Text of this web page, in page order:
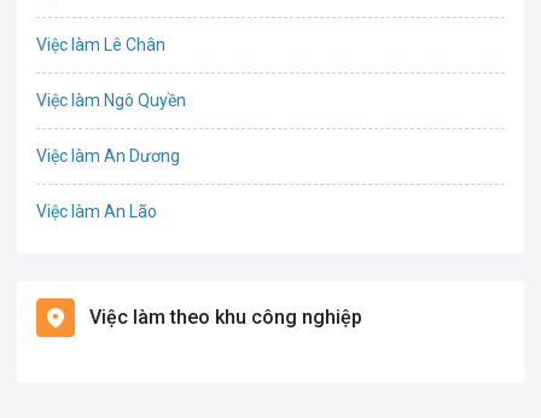
Văn Phòng
Việc làm Lê Chân
Việc làm Ngô Quyền
Việc làm An Dương
Việc làm An Lão
Việc làm Cát Hải
Việc làm theo khu công nghiệp